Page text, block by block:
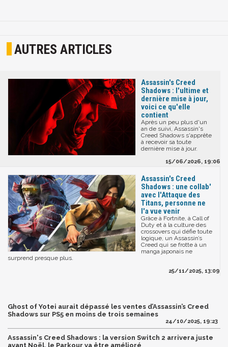
AUTRES ARTICLES
Assassin's Creed
Shadows : l'ultime et
dernière mise à jour,
voici ce qu'elle
contient
Après un peu plus d'un
an de suivi, Assassin's
Creed Shadows s'apprête
à recevoir sa toute
dernière mise à jour.
15/06/2026, 19:06
Assassin's Creed
Shadows : une collab'
avec l'Attaque des
Titans, personne ne
l'a vue venir
Grâce à Fortnite, à Call of
Duty et à la culture des
crossovers qui défie toute
logique, un Assassin’s
Creed qui se frotte à un
manga japonais ne
surprend presque plus.
25/11/2025, 13:09
Ghost of Yotei aurait dépassé les ventes d’Assassin’s Creed
Shadows sur PS5 en moins de trois semaines
24/10/2025, 19:23
Assassin's Creed Shadows : la version Switch 2 arrivera juste
avant Noël, le Parkour va être amélioré